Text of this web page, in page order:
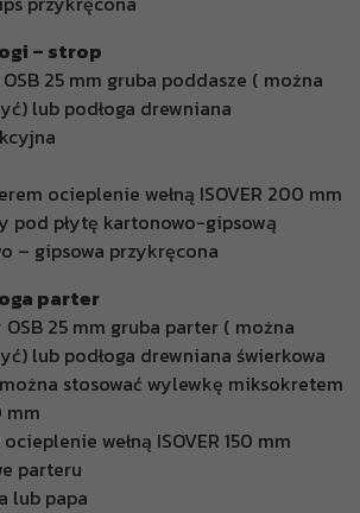
– strop
25 mm gruba poddasze ( można
lub podłoga drewniana
ocieplenie wełną ISOVER 200 mm
pod płytę kartonowo-gipsową
– gipsowa przykręcona
parter
OSB 25 mm gruba parter ( można
lub podłoga drewniana świerkowa
stosować wylewkę miksokretem
mm
wełną ISOVER 150 mm
parteru
lub papa